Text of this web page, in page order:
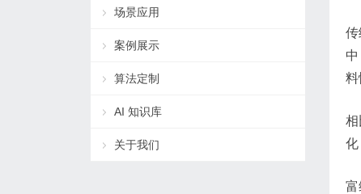
传
料
相
化
富
场景应用
案例展示
算法定制
AI 知识库
关于我们